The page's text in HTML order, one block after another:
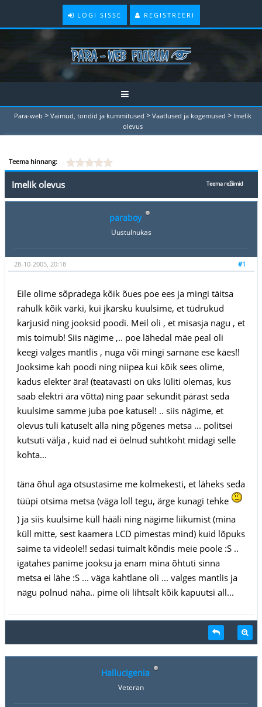
LOGI SISSE REGISTREERI
Para-web > Vaimud, tondid ja kummitused > Vaatlused ja kogemused > Imelik
olevus
Teema hinnang:
Teema režiimid
Imelik olevus
paraboy
Uustulnukas
#1
28-10-2005, 20:18
Eile olime sõpradega kõik õues poe ees ja mingi täitsa
rahulk kõik värki, kui jkärsku kuulsime, et tüdrukud
karjusid ning jooksid poodi. Meil oli , et misasja nagu , et
mis toimub! Siis nägime ,.. poe lähedal mäe peal oli
keegi valges mantlis , nuga või mingi sarnane ese käes!!
Jooksime kah poodi ning niipea kui kõik sees olime,
kadus elekter ära! (teatavasti on üks lüliti olemas, kus
saab elektri ära võtta) ning paar sekundit pärast seda
kuulsime samme juba poe katusel! .. siis nägime, et
olevus tuli katuselt alla ning põgenes metsa ... politsei
kutsuti välja , kuid nad ei öelnud suhtkoht midagi selle
kohta...
täna õhul aga otsustasime me kolmekesti, et läheks seda
tüüpi otsima metsa (väga loll tegu, ärge kunagi tehke
) ja siis kuulsime küll hääli ning nägime liikumist (mina
küll mitte, sest kaamera LCD pimestas mind) kuid lõpuks
saime ta videole!! sedasi tuimalt kõndis meie poole :S ..
igatahes panime jooksu ja enam mina õhtuti sinna
metsa ei lähe :S ... väga kahtlane oli ... valges mantlis ja
nägu polnud näha.. pime oli lihtsalt kõik kapuutsi all...
Hallucigenia
Veteran